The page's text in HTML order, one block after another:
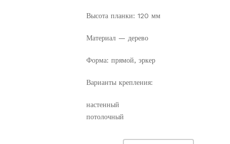
Высота планки: 120 мм
Материал — дерево
Форма: прямой, эркер
Варианты крепления:
настенный
потолочный